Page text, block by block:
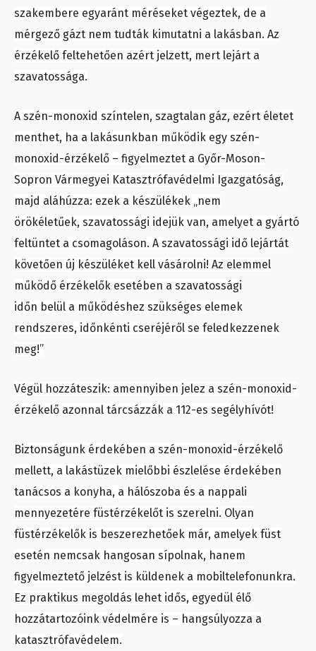
szakembere egyaránt méréseket végeztek, de a
mérgező gázt nem tudták kimutatni a lakásban. Az
érzékelő feltehetően azért jelzett, mert lejárt a
szavatossága.
A szén-monoxid színtelen, szagtalan gáz, ezért életet
menthet, ha a lakásunkban működik egy szén-
monoxid-érzékelő – figyelmeztet a Győr-Moson-
Sopron Vármegyei Katasztrófavédelmi Igazgatóság,
majd aláhúzza: ezek a készülékek „nem
örökéletűek, szavatossági idejük van, amelyet a gyártó
feltüntet a csomagoláson. A szavatossági idő lejártát
követően új készüléket kell vásárolni! Az elemmel
működő érzékelők esetében a szavatossági
időn belül a működéshez szükséges elemek
rendszeres, időnkénti cseréjéről se feledkezzenek
meg!”
Végül hozzáteszik: amennyiben jelez a szén-monoxid-
érzékelő azonnal tárcsázzák a 112-es segélyhívót!
Biztonságunk érdekében a szén-monoxid-érzékelő
mellett, a lakástüzek mielőbbi észlelése érdekében
tanácsos a konyha, a hálószoba és a nappali
mennyezetére füstérzékelőt is szerelni. Olyan
füstérzékelők is beszerezhetőek már, amelyek füst
esetén nemcsak hangosan sípolnak, hanem
figyelmeztető jelzést is küldenek a mobiltelefonunkra.
Ez praktikus megoldás lehet idős, egyedül élő
hozzátartozóink védelmére is – hangsúlyozza a
katasztrófavédelem.